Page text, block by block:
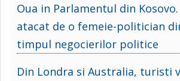
Oua in Parlamentul din
atacat de o femeie-politician
timpul negocierilor politice
Din Londra si Australia, turisti